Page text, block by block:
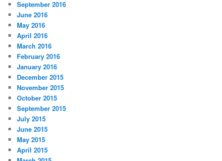
September 2016
June 2016
May 2016
April 2016
March 2016
February 2016
January 2016
December 2015
November 2015
October 2015
September 2015
July 2015
June 2015
May 2015
April 2015